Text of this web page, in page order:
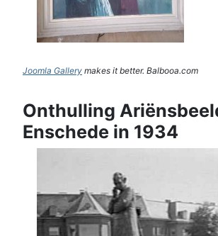
Joomla Gallery makes it better. Balbooa.com
Onthulling
Enschede in 1934